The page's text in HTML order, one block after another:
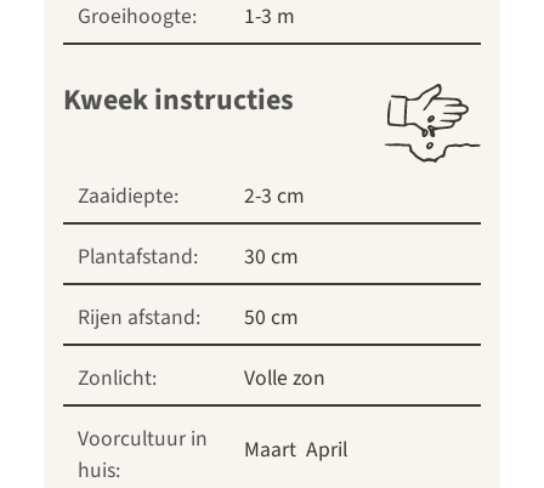
Groeihoogte:
1-3 m
Kweek instructies
Zaaidiepte:
2-3 cm
Plantafstand:
30 cm
Rijen afstand:
50 cm
Zonlicht:
Volle zon
Voorcultuur in
huis:
Maart April